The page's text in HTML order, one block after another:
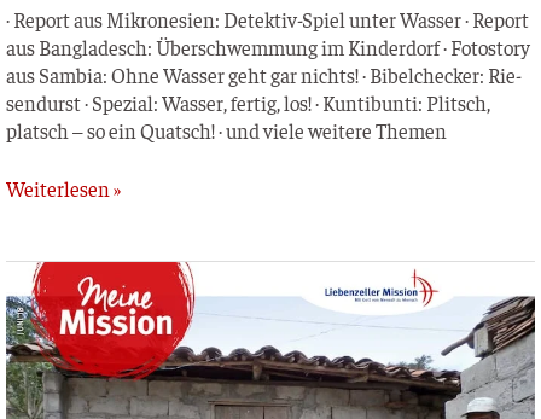
· Report aus Mikro­ne­si­en: Detek­­tiv-Spiel unter Was­ser · Report
aus Ban­gla­desch: Über­schwem­mung im Kin­der­dorf · Foto­sto­ry
aus Sam­bia: Ohne Was­ser geht gar nichts! · Bibel­ch­e­cker: Rie­
sen­durst · Spe­zi­al: Was­ser, fer­tig, los! · Kun­tibun­ti: Plit­sch,
platsch – so ein Quatsch! · und vie­le wei­te­re Themen
Weiterlesen »
Meine
Mission
–
Juni 2018